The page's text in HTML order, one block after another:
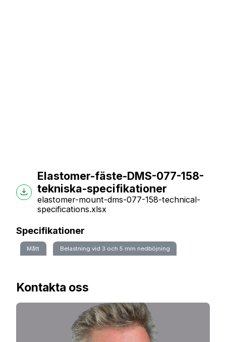
Elastomer-fäste-DMS-077-158-
tekniska-specifikationer
elastomer-mount-dms-077-158-technical-
specifications.xlsx
Specifikationer
Mått Belastning vid 3 och 5 mm nedböjning
Kontakta oss